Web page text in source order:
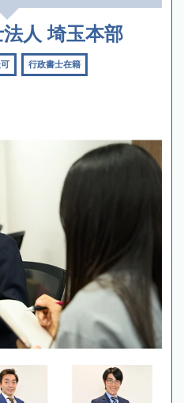
人 埼玉本部
行政書士在籍